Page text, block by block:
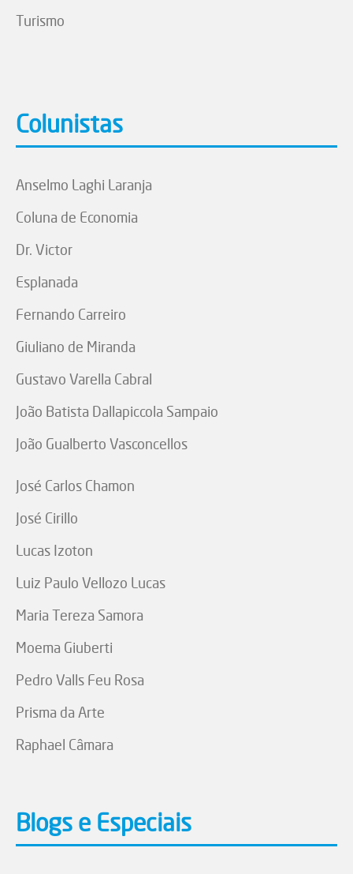
Turismo
Colunistas
Anselmo Laghi Laranja
Coluna de Economia
Dr. Victor
Esplanada
Fernando Carreiro
Giuliano de Miranda
Gustavo Varella Cabral
João Batista Dallapiccola Sampaio
João Gualberto Vasconcellos
José Carlos Chamon
José Cirillo
Lucas Izoton
Luiz Paulo Vellozo Lucas
Maria Tereza Samora
Moema Giuberti
Pedro Valls Feu Rosa
Prisma da Arte
Raphael Câmara
Blogs e Especiais